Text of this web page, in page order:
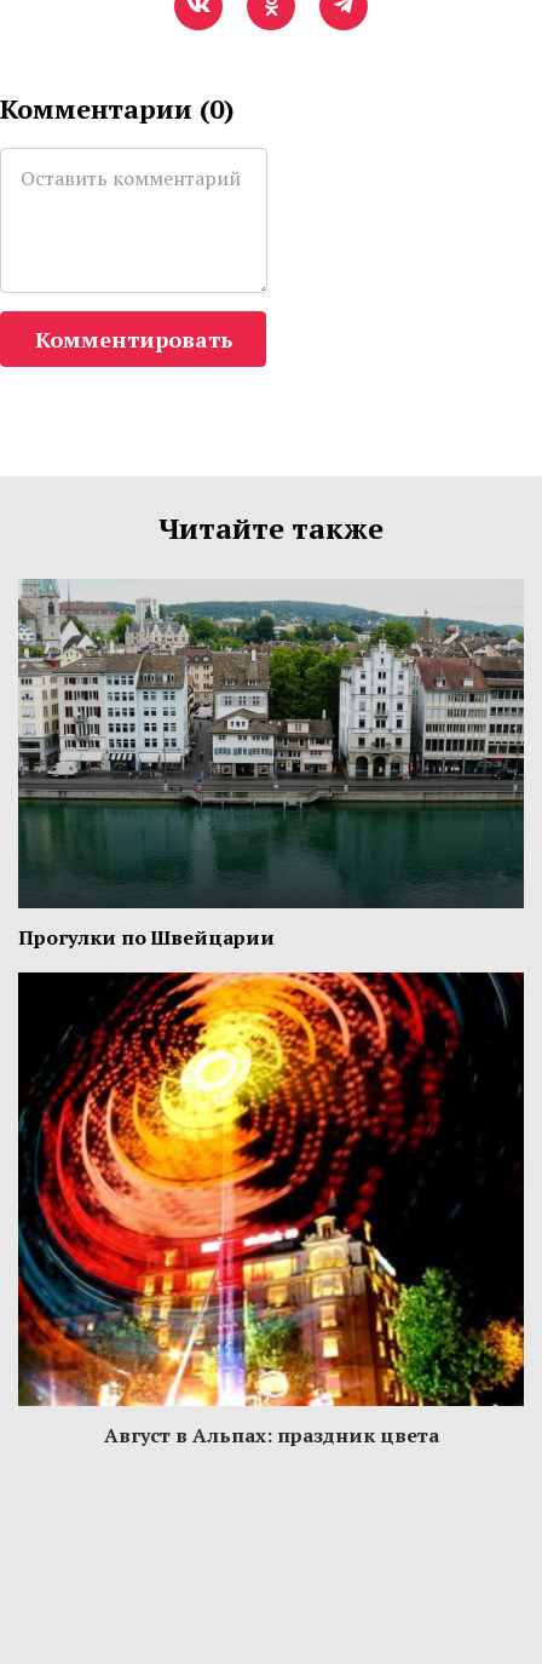
Комментарии (0)
Комментировать
Читайте также
Прогулки по Швейцарии
Август в Альпах: праздник цвета